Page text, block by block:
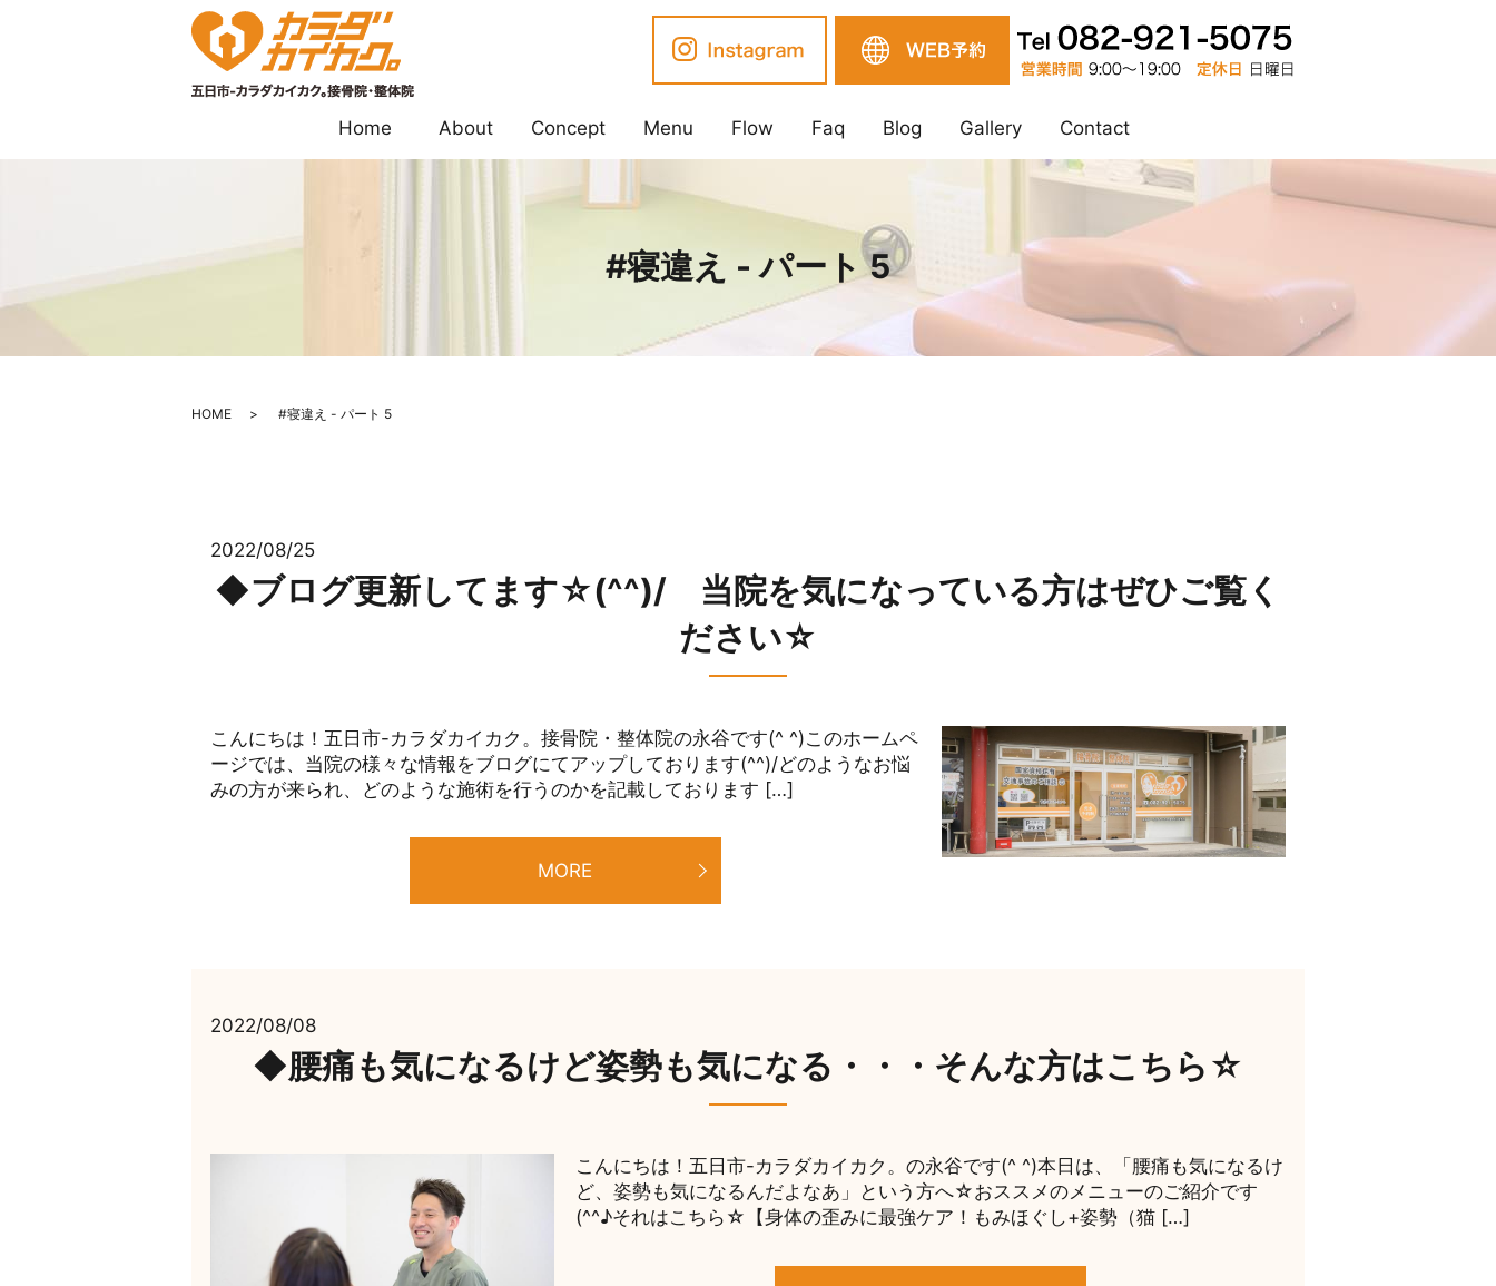
Home About Concept Menu Flow Faq Blog Gallery Contact
#寝違え - パート 5
HOME #寝違え - パート 5
2022/08/25
◆ブログ更新してます☆(^^)/ 当院を気になっている方はぜひご覧く
ださい☆
こんにちは！五日市-カラダカイカク。接骨院・整体院の永谷です(^ ^)このホームペ
ージでは、当院の様々な情報をブログにてアップしております(^^)/どのようなお悩
みの方が来られ、どのような施術を行うのかを記載しております […]
MORE
2022/08/08
◆腰痛も気になるけど姿勢も気になる・・・そんな方はこちら☆
こんにちは！五日市-カラダカイカク。の永谷です(^ ^)本日は、「腰痛も気になるけ
ど、姿勢も気になるんだよなあ」という方へ☆おススメのメニューのご紹介です
(^^♪それはこちら☆【身体の歪みに最強ケア！もみほぐし+姿勢（猫 […]